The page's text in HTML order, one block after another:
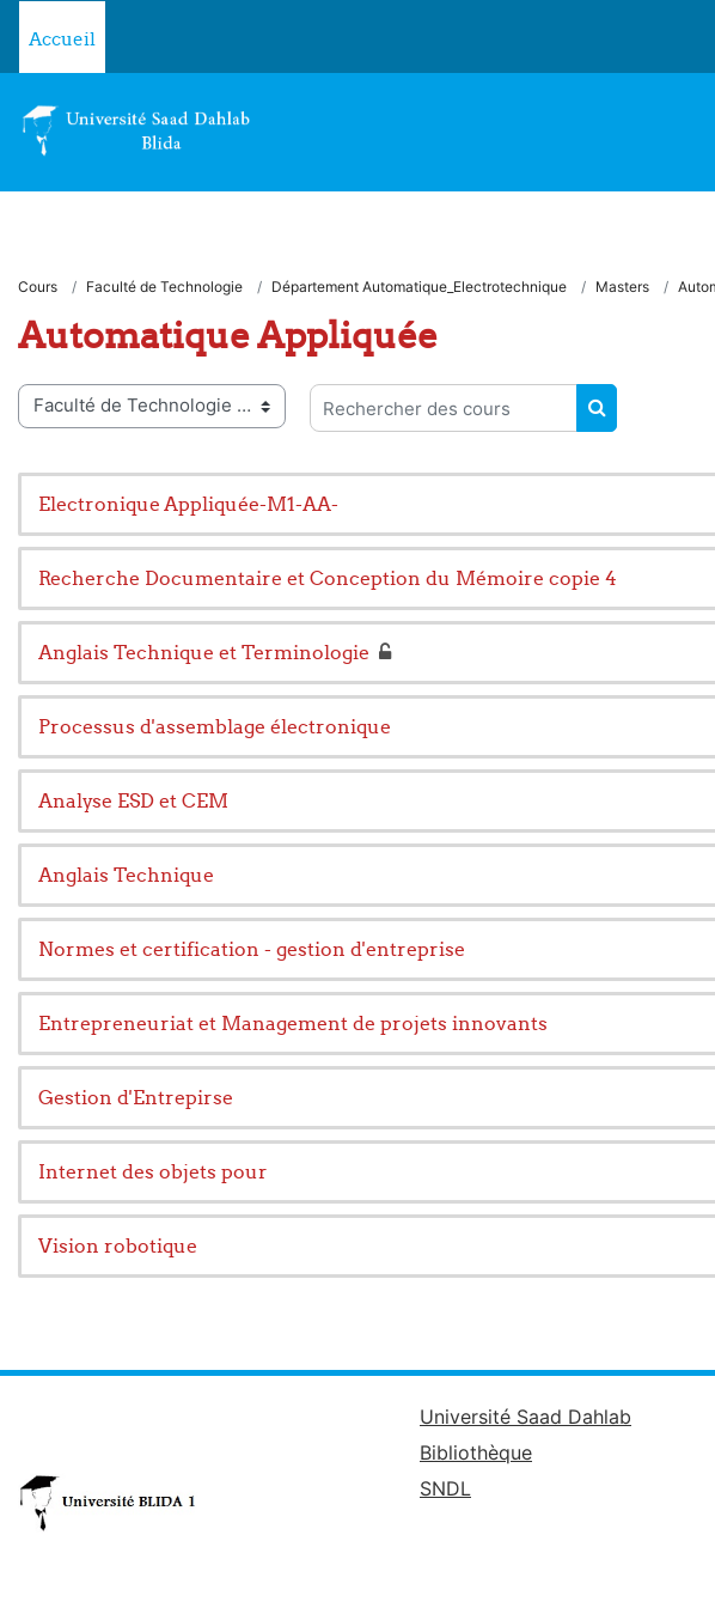
Accueil
Cours Faculté de Technologie Département Automatique_Electrotechnique Masters
Automatique Appliquée
de cours
Rechercher des cours
Electronique Appliquée-M1-AA-
Recherche Documentaire et Conception du Mémoire copie 4
Anglais Technique et Terminologie
Processus d'assemblage électronique
Analyse ESD et CEM
Anglais Technique
Normes et certification - gestion d'entreprise
Entrepreneuriat et Management de projets innovants
Gestion d'Entrepirse
Internet des objets pour
Vision robotique
Université Saad Dahlab
Bibliothèque
SNDL